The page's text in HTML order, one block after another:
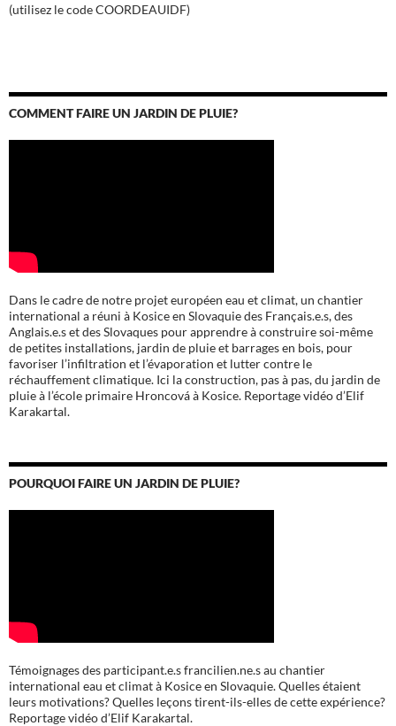
(utilisez le code COORDEAUIDF)
COMMENT FAIRE UN JARDIN DE PLUIE?
Dans le cadre de notre projet européen eau et climat, un chantier
international a réuni à Kosice en Slovaquie des Français.e.s, des
Anglais.e.s et des Slovaques pour apprendre à construire soi-même
de petites installations, jardin de pluie et barrages en bois, pour
favoriser l’infiltration et l’évaporation et lutter contre le
réchauffement climatique. Ici la construction, pas à pas, du jardin de
pluie à l’école primaire Hroncová à Kosice. Reportage vidéo d’Elif
Karakartal.
POURQUOI FAIRE UN JARDIN DE PLUIE?
Témoignages des participant.e.s francilien.ne.s au chantier
international eau et climat à Kosice en Slovaquie. Quelles étaient
leurs motivations? Quelles leçons tirent-ils-elles de cette expérience?
Reportage vidéo d’Elif Karakartal.